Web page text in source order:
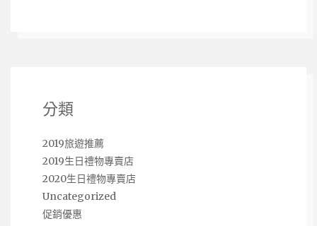
分類
2019旅遊推薦
2019生日禮物專賣店
2020生日禮物專賣店
Uncategorized
促銷優惠